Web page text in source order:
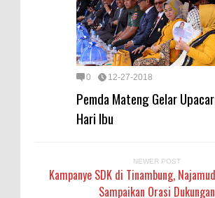
0 12-27-2018
Pemda Mateng Gelar
Hari Ibu
NEWER POST
Kampanye SDK di Tinambung,
Sampaikan Orasi Dukungan